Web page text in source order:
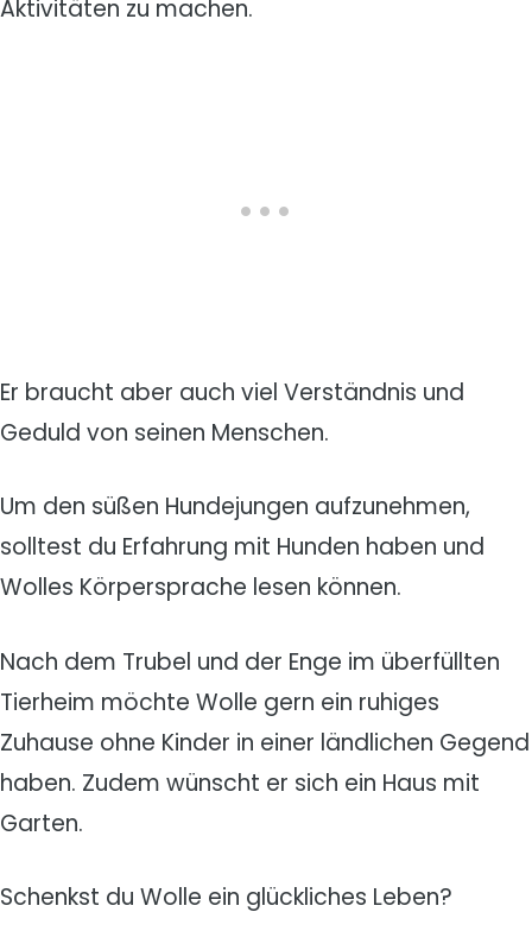
Aktivitäten zu machen.
Er braucht aber auch viel Verständnis und
Geduld von seinen Menschen.
Um den süßen Hundejungen aufzunehmen,
solltest du Erfahrung mit Hunden haben und
Wolles Körpersprache lesen können.
Nach dem Trubel und der Enge im überfüllten
Tierheim möchte Wolle gern ein ruhiges
Zuhause ohne Kinder in einer ländlichen Gegend
haben. Zudem wünscht er sich ein Haus mit
Garten.
Schenkst du Wolle ein glückliches Leben?